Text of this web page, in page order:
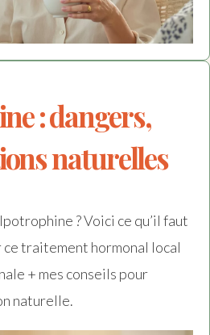
: dangers,
naturelles
? Voici ce qu’il faut
traitement hormonal local
+ mes conseils pour
naturelle.